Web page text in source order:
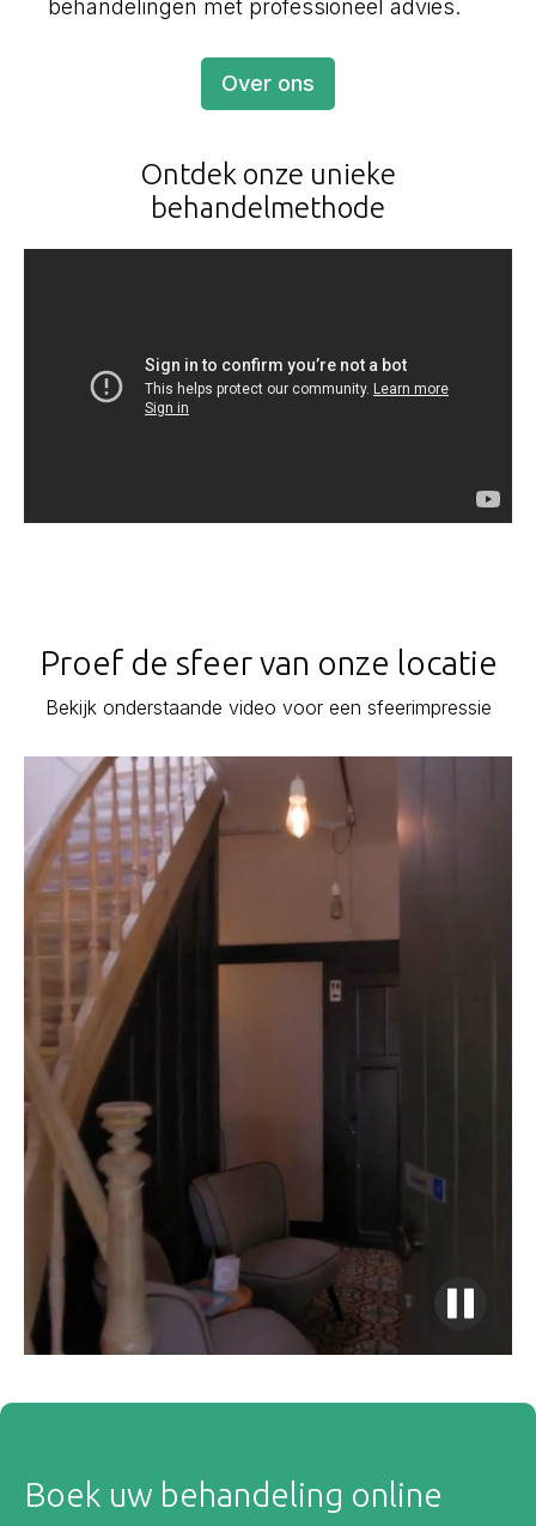
behandelingen met professioneel advies.
Over ons
Ontdek onze unieke
behandelmethode
Proef de sfeer van onze locatie
Bekijk onderstaande video voor een sfeerimpressie
Boek uw behandeling online